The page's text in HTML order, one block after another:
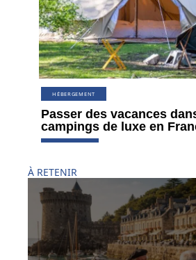
HÉBERGEMENT
Passer des vacances
campings de luxe en
À RETENIR